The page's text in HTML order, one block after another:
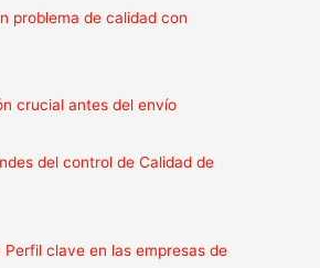
problema de calidad con
crucial antes del envío
del control de Calidad de
clave en las empresas de